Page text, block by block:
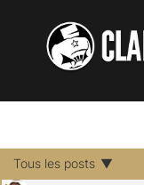
Tous les posts